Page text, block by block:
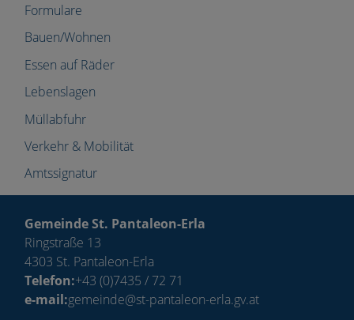
Formulare
Bauen/Wohnen
Essen auf Räder
Lebenslagen
Müllabfuhr
Verkehr & Mobilität
Amtssignatur
Gemeinde St. Pantaleon-Erla
Ringstraße 13
4303 St. Pantaleon-Erla
Telefon:+43 (0)7435 / 72 71
e-mail:gemeinde@st-pantaleon-erla.gv.at